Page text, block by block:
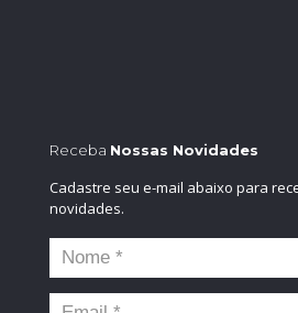
Receba Nossas Novidades
Cadastre seu e-mail abaixo para
novidades.